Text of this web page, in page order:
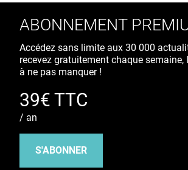
ABONNEMENT
Accédez sans limite aux 30 000
recevez gratuitement chaque semaine,
à ne pas manquer !
39€ TTC
/ an
S'ABONNER